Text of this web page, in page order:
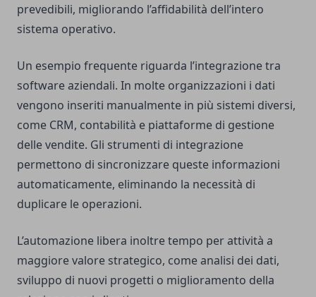
prevedibili, migliorando l’affidabilità dell’intero
sistema operativo.
Un esempio frequente riguarda l’integrazione tra
software aziendali. In molte organizzazioni i dati
vengono inseriti manualmente in più sistemi diversi,
come CRM, contabilità e piattaforme di gestione
delle vendite. Gli strumenti di integrazione
permettono di sincronizzare queste informazioni
automaticamente, eliminando la necessità di
duplicare le operazioni.
L’automazione libera inoltre tempo per attività a
maggiore valore strategico, come analisi dei dati,
sviluppo di nuovi progetti o miglioramento della